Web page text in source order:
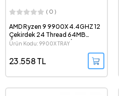
( 0 )
AMD Ryzen 9 9900X 4.4GHZ 12
Çekirdek 24 Thread 64MB
Önbellek Soket AM5 İşlemci
Ürün Kodu: 9900X TRAY
23.558 TL